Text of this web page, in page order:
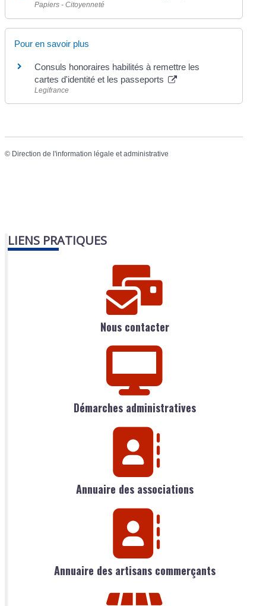
Papiers - Citoyenneté
Pour en savoir plus
Consuls honoraires habilités à remettre les
cartes d'identité et les passeports
Legifrance
© Direction de l'information légale et administrative
LIENS PRATIQUES
Nous contacter
Démarches administratives
Annuaire des associations
Annuaire des artisans commerçants